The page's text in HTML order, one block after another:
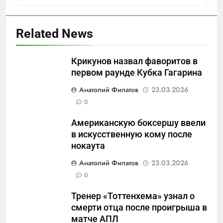
Related News
Крикунов назвал фаворитов в
первом раунде Кубка Гагарина
Анатолий Филатов
23.03.2026
0
Американскую боксершу ввели
в искусственную кому после
нокаута
Анатолий Филатов
23.03.2026
0
Тренер «Тоттенхема» узнал о
смерти отца после проигрыша в
матче АПЛ
Что происходит в
военные изымают спирт «для
защиты Отечества»
САНКТ-ПЕТЕРБУРГ И ОБЛАСТЬ
«500-тонный беспилотник»
или очередная показуха? Что
САНКТ-ПЕТЕРБУРГ И ОБЛАСТЬ